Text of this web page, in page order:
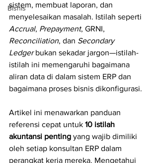
Bisnis
sistem, membuat laporan, dan
menyelesaikan masalah. Istilah seperti
Accrual, Prepayment, GRNI,
Reconciliation, dan Secondary
Ledger bukan sekadar jargon—istilah-
istilah ini memengaruhi bagaimana
aliran data di dalam sistem ERP dan
bagaimana proses bisnis dikonfigurasi.
Artikel ini menawarkan panduan
referensi cepat untuk 10 istilah
akuntansi penting yang wajib dimiliki
oleh setiap konsultan ERP dalam
perangkat kerja mereka. Mengetahui